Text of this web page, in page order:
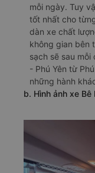
mỗi ngày. Tuy
tốt nhất cho
dàn xe chất
không gian bên
sạch sẽ sau
- Phú Yên từ
những hành
b. Hình ảnh xe Bê